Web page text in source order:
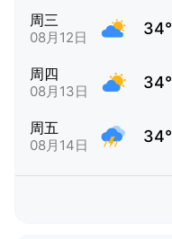
周三
08月12日 34°
周四
08月13日 34°
周五
08月14日 34°